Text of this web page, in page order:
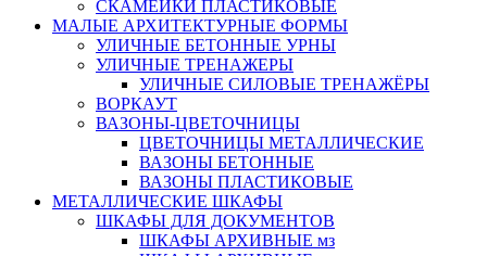
СКАМЕЙКИ ПЛАСТИКОВЫЕ
МАЛЫЕ АРХИТЕКТУРНЫЕ ФОРМЫ
УЛИЧНЫЕ БЕТОННЫЕ УРНЫ
УЛИЧНЫЕ ТРЕНАЖЕРЫ
УЛИЧНЫЕ СИЛОВЫЕ ТРЕНАЖЁРЫ
ВОРКАУТ
ВАЗОНЫ-ЦВЕТОЧНИЦЫ
ЦВЕТОЧНИЦЫ МЕТАЛЛИЧЕСКИЕ
ВАЗОНЫ БЕТОННЫЕ
ВАЗОНЫ ПЛАСТИКОВЫЕ
МЕТАЛЛИЧЕСКИЕ ШКАФЫ
ШКАФЫ ДЛЯ ДОКУМЕНТОВ
ШКАФЫ АРХИВНЫЕ мз